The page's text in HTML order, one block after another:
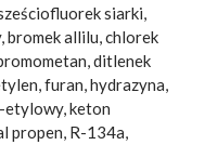
siarki,
bromek allilu, chlorek
ditlenek
furan, hydrazyna,
keton
propen, R-134a,